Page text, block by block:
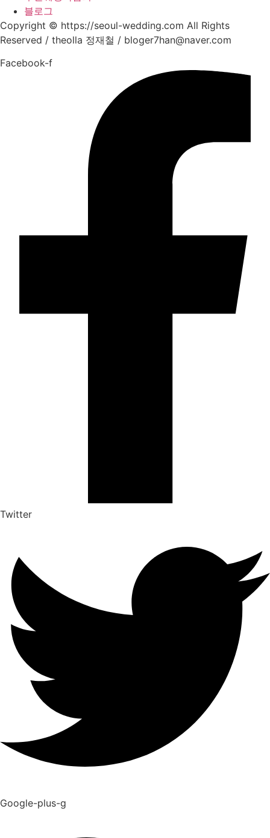
블로그
Copyright © https://seoul-wedding.com All Rights
Reserved / theolla 정재철 / bloger7han@naver.com
Facebook-f
Twitter
Google-plus-g